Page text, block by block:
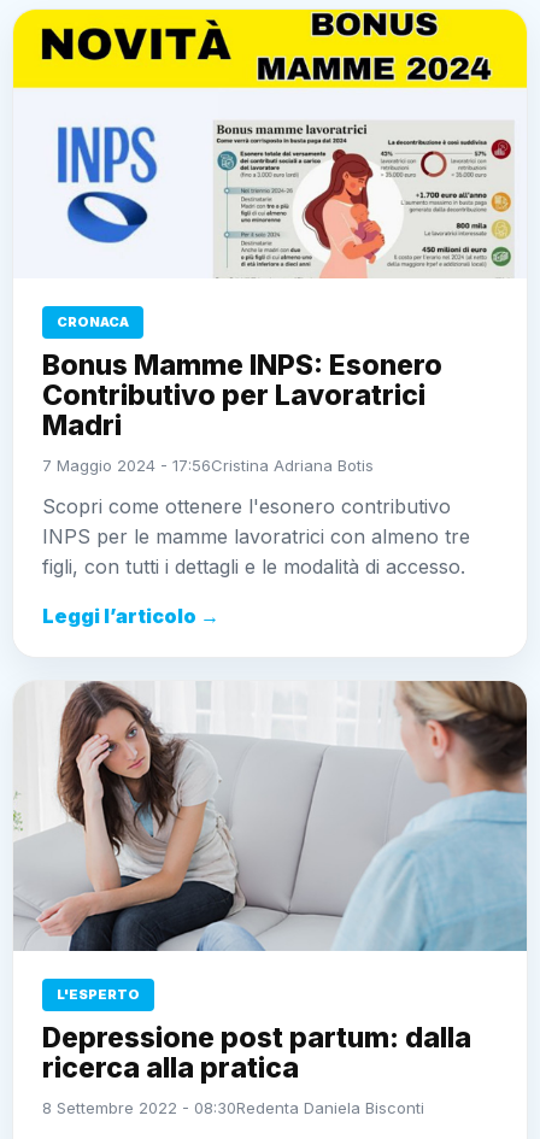
CRONACA
Bonus Mamme INPS: Esonero
Contributivo per Lavoratrici
Madri
7 Maggio 2024 - 17:56Cristina Adriana Botis
Scopri come ottenere l'esonero contributivo
INPS per le mamme lavoratrici con almeno tre
figli, con tutti i dettagli e le modalità di accesso.
Leggi l’articolo →
L'ESPERTO
Depressione post partum: dalla
ricerca alla pratica
8 Settembre 2022 - 08:30Redenta Daniela Bisconti